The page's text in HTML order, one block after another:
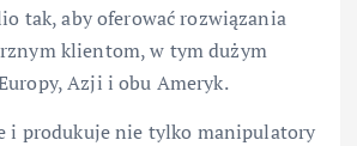
tak, aby oferować rozwiązania
klientom, w tym dużym
Azji i obu Ameryk.
i produkuje nie tylko manipulatory